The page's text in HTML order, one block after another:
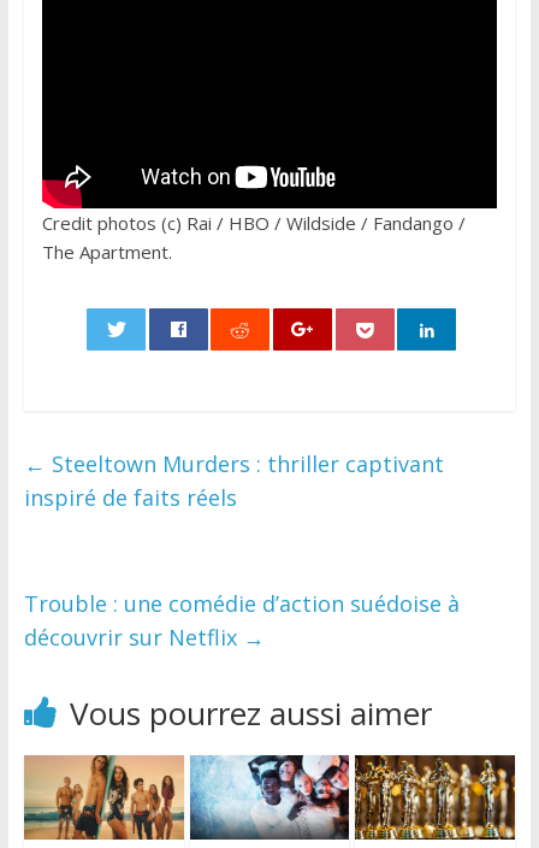
Credit photos (c) Rai / HBO / Wildside / Fandango /
The Apartment.
← Steeltown Murders : thriller captivant
inspiré de faits réels
Trouble : une comédie d’action suédoise à
découvrir sur Netflix →
Vous pourrez aussi aimer